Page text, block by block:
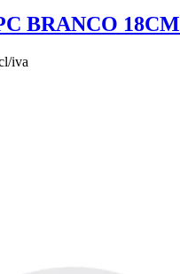
BRANCO 18CM
iva